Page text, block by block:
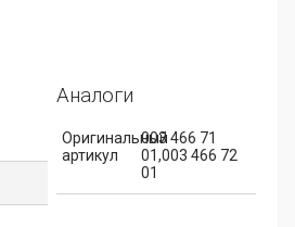
Аналоги
Оригинальный
артикул
003 466 71
01,003 466 72
01